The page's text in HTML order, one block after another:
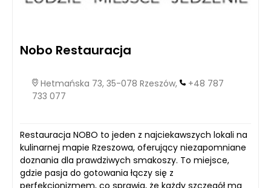
Nobo Restauracja
Hetmańska 73, 35-078 Rzeszów,
+48 787
733 077
Restauracja NOBO to jeden z najciekawszych lokali na
kulinarnej mapie Rzeszowa, oferujący niezapomniane
doznania dla prawdziwych smakoszy. To miejsce,
gdzie pasja do gotowania łączy się z
perfekcjonizmem, co sprawia, że każdy szczegół ma